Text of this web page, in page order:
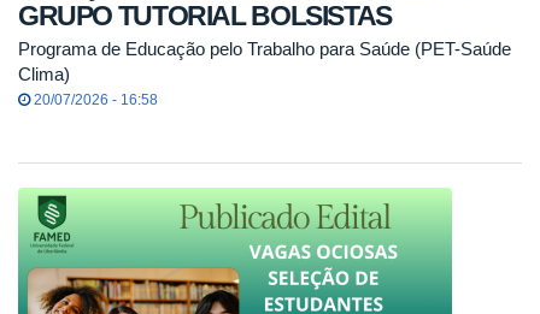
GRUPO TUTORIAL BOLSISTAS
Programa de Educação pelo Trabalho para Saúde (PET-Saúde
Clima)
20/07/2026 - 16:58